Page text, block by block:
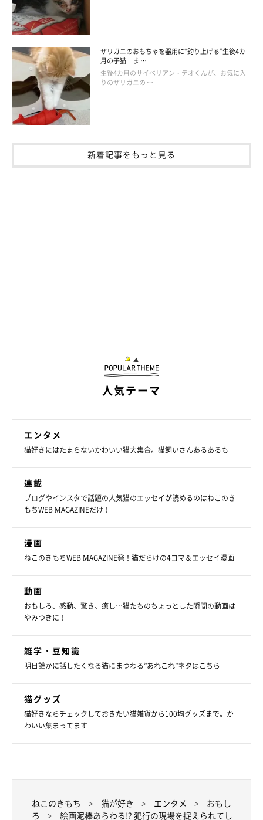
ザリガニのおもちゃを器用に“釣り上げる”生後4カ
月の子猫 ま …
生後4カ月のサイベリアン・テオくんが、お気に入
りのザリガニの …
新着記事をもっと見る
人気テーマ
エンタメ
猫好きにはたまらないかわいい猫大集合。猫飼いさんあるあるも
連載
ブログやインスタで話題の人気猫のエッセイが読めるのはねこのき
もちWEB MAGAZINEだけ！
漫画
ねこのきもちWEB MAGAZINE発！猫だらけの4コマ＆エッセイ漫画
動画
おもしろ、感動、驚き、癒し…猫たちのちょっとした瞬間の動画は
やみつきに！
雑学・豆知識
明日誰かに話したくなる猫にまつわる”あれこれ”ネタはこちら
猫グッズ
猫好きならチェックしておきたい猫雑貨から100均グッズまで。か
わいい集まってます
ねこのきもち 猫が好き エンタメ
おもし
ろ
絵画泥棒あらわる!? 犯行の現場を捉えられてし